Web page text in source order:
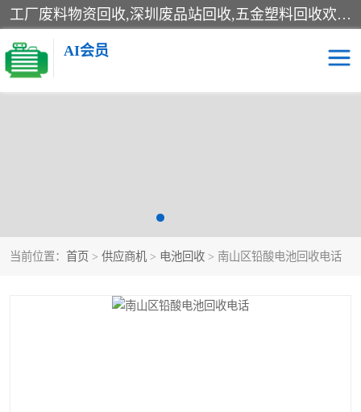
工厂废料物资回收,深圳废品站回收,五金塑料回收欢迎有金属、塑料、电子、电线、废旧设备、废铜、锡渣、线路板、镀银废料、废IC、电子零件、电子脚，等其他废旧物资的单位及个人联系洽谈。对提供息者我们可以提供优厚的业务提成（佣金）。
AI会员
当前位置： 首页 > 供应商机 > 电池回收 > 南山区铅酸电池回收电话